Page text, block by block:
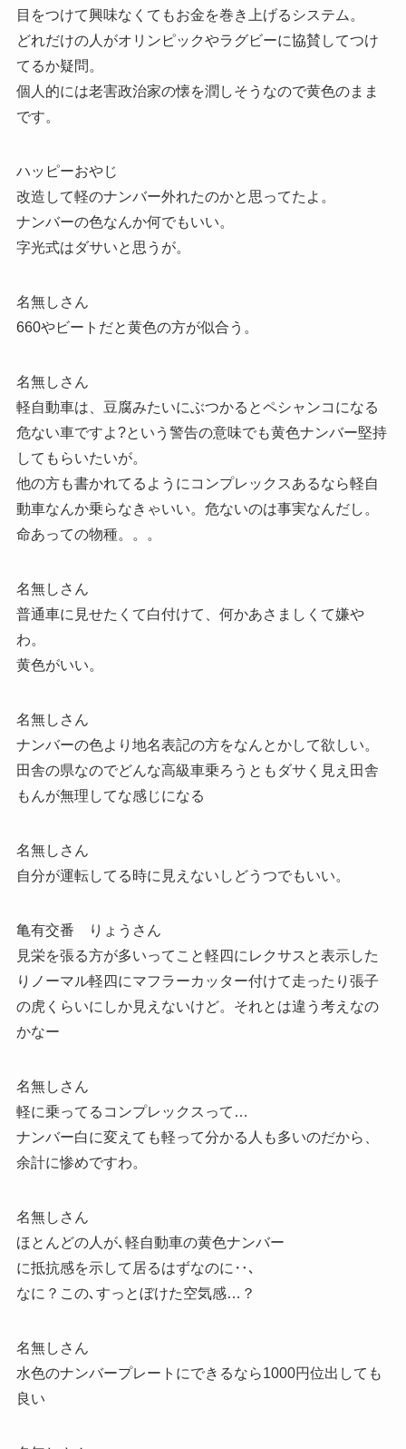
目をつけて興味なくてもお金を巻き上げるシステム。
どれだけの人がオリンピックやラグビーに協賛してつけ
てるか疑問。
個人的には老害政治家の懐を潤しそうなので黄色のまま
です。
ハッピーおやじ
改造して軽のナンバー外れたのかと思ってたよ。
ナンバーの色なんか何でもいい。
字光式はダサいと思うが。
名無しさん
660やビートだと黄色の方が似合う。
名無しさん
軽自動車は、豆腐みたいにぶつかるとペシャンコになる
危ない車ですよ?という警告の意味でも黄色ナンバー堅持
してもらいたいが。
他の方も書かれてるようにコンプレックスあるなら軽自
動車なんか乗らなきゃいい。危ないのは事実なんだし。
命あっての物種。。。
名無しさん
普通車に見せたくて白付けて、何かあさましくて嫌や
わ。
黄色がいい。
名無しさん
ナンバーの色より地名表記の方をなんとかして欲しい。
田舎の県なのでどんな高級車乗ろうともダサく見え田舎
もんが無理してな感じになる
名無しさん
自分が運転してる時に見えないしどうつでもいい。
亀有交番 りょうさん
見栄を張る方が多いってこと軽四にレクサスと表示した
りノーマル軽四にマフラーカッター付けて走ったり張子
の虎くらいにしか見えないけど。それとは違う考えなの
かなー
名無しさん
軽に乗ってるコンプレックスって…
ナンバー白に変えても軽って分かる人も多いのだから、
余計に惨めですわ。
名無しさん
ほとんどの人が､軽自動車の黄色ナンバー
に抵抗感を示して居るはずなのに‥､
なに？この､すっとぼけた空気感…？
名無しさん
水色のナンバープレートにできるなら1000円位出しても
良い